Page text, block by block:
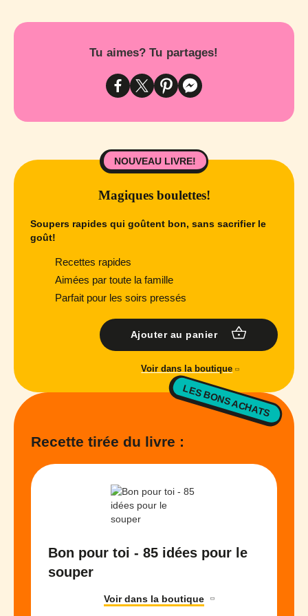
Tu aimes? Tu partages!
NOUVEAU LIVRE!
Magiques boulettes!
Soupers rapides qui goûtent bon, sans sacrifier le
goût!
Recettes rapides
Aimées par toute la famille
Parfait pour les soirs pressés
Ajouter au panier
Voir dans la boutique
LES BONS ACHATS
Recette tirée du livre :
Bon pour toi - 85 idées pour le
souper
Voir dans la boutique